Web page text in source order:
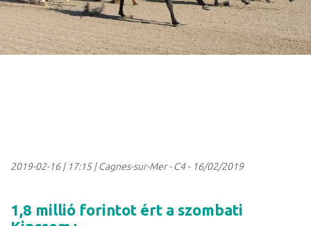
2019-02-16| 17:15| Cagnes-sur-Mer - C4 - 16/02/2019
1,8 millió forintot ért a szombati